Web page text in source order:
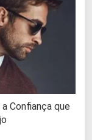
Confiança que